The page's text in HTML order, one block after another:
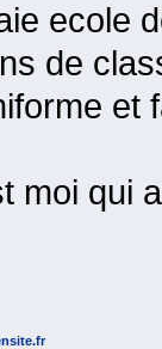
ecole
de
et
moi qui